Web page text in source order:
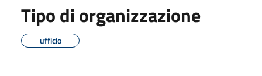
Tipo di organizzazione
ufficio